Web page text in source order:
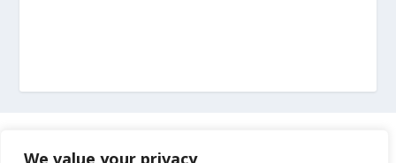
We value your privacy